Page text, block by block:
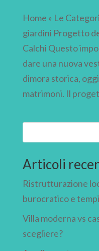
Home » Le
giardini Progetto
Calchi Questo
dare una nuova
dimora storica,
matrimoni. Il
Articoli
Ristrutturazione
burocratico e
Villa moderna vs
scegliere?